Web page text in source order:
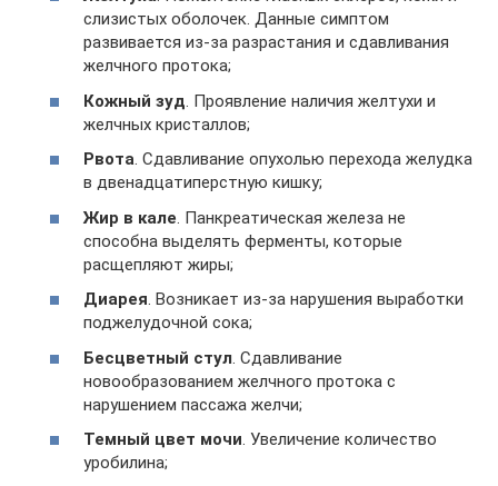
слизистых оболочек. Данные симптом
развивается из-за разрастания и сдавливания
желчного протока;
Кожный зуд . Проявление наличия желтухи и
желчных кристаллов;
Рвота. Сдавливание опухолью перехода желудка
в двенадцатиперстную кишку;
Жир в кале . Панкреатическая железа не
способна выделять ферменты, которые
расщепляют жиры;
Диарея. Возникает из-за нарушения выработки
поджелудочной сока;
Бесцветный стул . Сдавливание
новообразованием желчного протока с
нарушением пассажа желчи;
Темный цвет мочи. Увеличение количество
уробилина;